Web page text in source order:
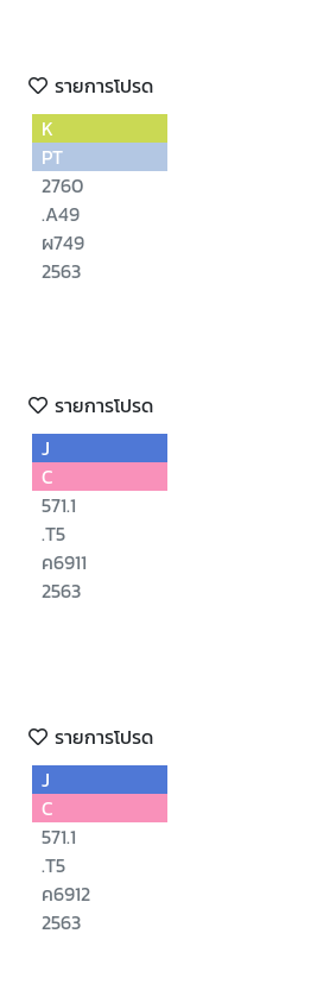
รายการโปรด
K
PT
2760
.A49
ผ749
2563
รายการโปรด
J
C
571.1
.T5
ค6911
2563
รายการโปรด
J
C
571.1
.T5
ค6912
2563